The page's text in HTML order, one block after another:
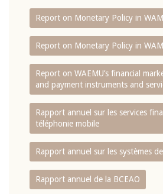
Report on Monetary Policy in
Report on Monetary Policy in
Report on WAEMU’s financial
and payment instruments and
Rapport annuel sur les services
téléphonie mobile
Rapport annuel sur les systèmes
Rapport annuel de la BCEAO